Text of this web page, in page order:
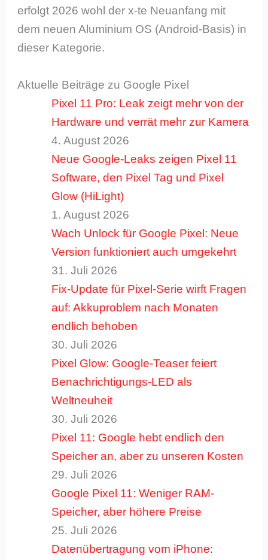
erfolgt 2026 wohl der x-te Neuanfang mit
dem neuen Aluminium OS (Android-Basis) in
dieser Kategorie.
Aktuelle Beiträge zu Google Pixel
Pixel 11 Pro: Leak zeigt mehr von der
Hardware und verrät mehr zur Kamera
4. August 2026
Neue Google-Leaks zeigen Pixel 11
Software, den Pixel Tag und Pixel
Glow (HiLight)
1. August 2026
Wach Unlock für Google Pixel: Neue
Version funktioniert auch umgekehrt
31. Juli 2026
Fix-Update für Pixel-Serie wirft Fragen
auf: Akkuproblem nach Monaten
endlich behoben
30. Juli 2026
Pixel Glow: Google-Teaser feiert
Benachrichtigungs-LED als
Weltneuheit
30. Juli 2026
Pixel 11: Google hebt endlich den
Speicher an, aber zu unseren Kosten
29. Juli 2026
Google Pixel 11: Weniger RAM-
Speicher, aber höhere Preise
25. Juli 2026
Datenübertragung vom iPhone: